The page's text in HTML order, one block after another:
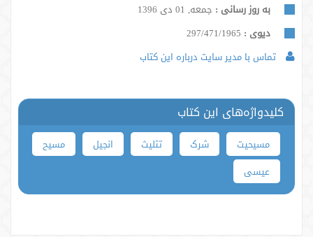
به روز رسانی : جمعه, 01 دی 1396
دیوی : 297/471/1965
تماس با مدیر سایت درباره این کتاب
کلیدواژه‌های این کتاب
مسیحیت شرک تثلیث انجیل
مسیح
عیسی